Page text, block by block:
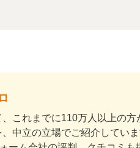
これまでに110万人以上の方
中立の立場でご紹介してい